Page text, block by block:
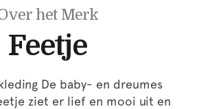
het Merk
Feetje
De baby- en dreumes
ziet er lief en mooi uit en